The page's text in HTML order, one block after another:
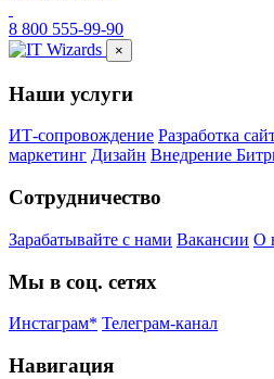
8 800 555-99-90
×
Наши услуги
ИТ-сопровождение Разработка
маркетинг Дизайн Внедрение
Сотрудничество
Зарабатывайте с нами Вакансии О
Мы в соц. сетях
Инстаграм* Телеграм-канал
Навигация